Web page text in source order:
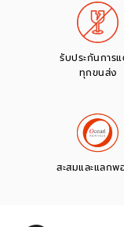
รับประกันการ
ทุกขนส่ง
สะสมและแลกพ